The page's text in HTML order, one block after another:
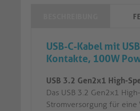
USB-C-Kabel mit
Kontakte, 100W
USB 3.2 Gen2x1 High-
Das USB 3.2 Gen2x1
Stromversorgung für eine